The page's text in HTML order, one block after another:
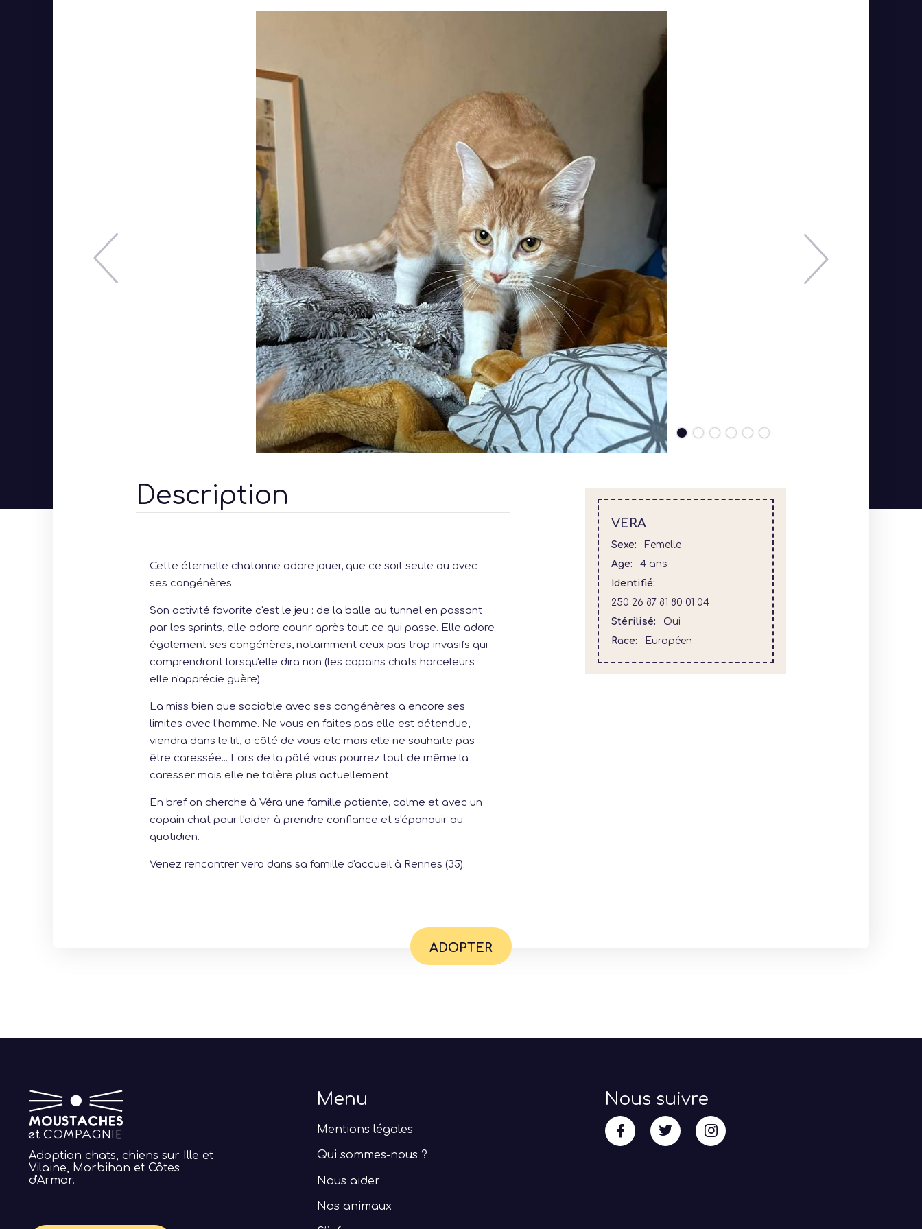
Description
Cette éternelle chatonne adore jouer, que ce soit seule ou avec
ses congénères.
Son activité favorite c'est le jeu : de la balle au tunnel en passant
par les sprints, elle adore courir après tout ce qui passe. Elle adore
également ses congénères, notamment ceux pas trop invasifs qui
comprendront lorsqu'elle dira non (les copains chats harceleurs
elle n'apprécie guère)
La miss bien que sociable avec ses congénères a encore ses
limites avec l'homme. Ne vous en faites pas elle est détendue,
viendra dans le lit, a côté de vous etc mais elle ne souhaite pas
être caressée... Lors de la pâté vous pourrez tout de même la
caresser mais elle ne tolère plus actuellement.
En bref on cherche à Véra une famille patiente, calme et avec un
copain chat pour l'aider à prendre confiance et s'épanouir au
quotidien.
Venez rencontrer vera dans sa famille d'accueil à Rennes (35).
VERA
Sexe
Femelle
Age
4 ans
Identifié
250 26 87 81 80 01 04
Stérilisé
Oui
Race
Européen
ADOPTER
Adoption chats, chiens sur Ille et
Vilaine, Morbihan et Côtes
d'Armor.
Menu
Mentions légales
Qui sommes-nous ?
Nous aider
Nos animaux
Nous suivre